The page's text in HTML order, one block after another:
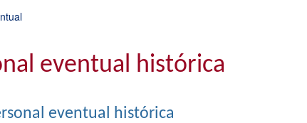
eventual histórica
eventual histórica